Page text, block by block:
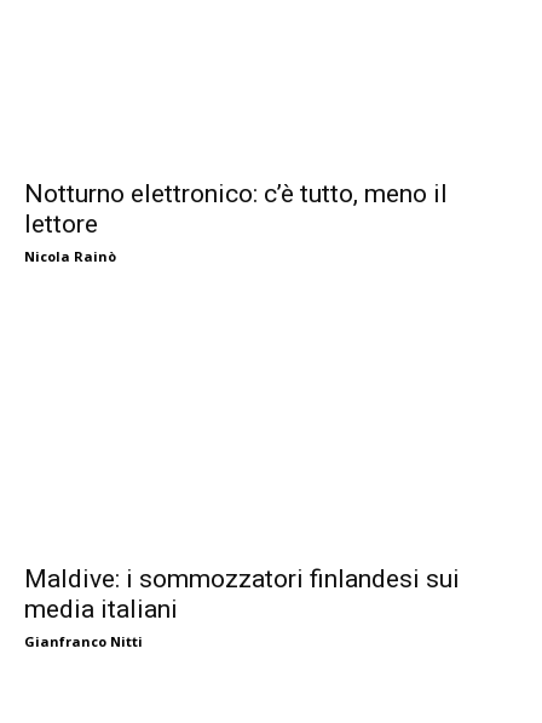
Notturno elettronico: c’è tutto, meno il
lettore
Nicola Rainò
Maldive: i sommozzatori finlandesi sui
media italiani
Gianfranco Nitti